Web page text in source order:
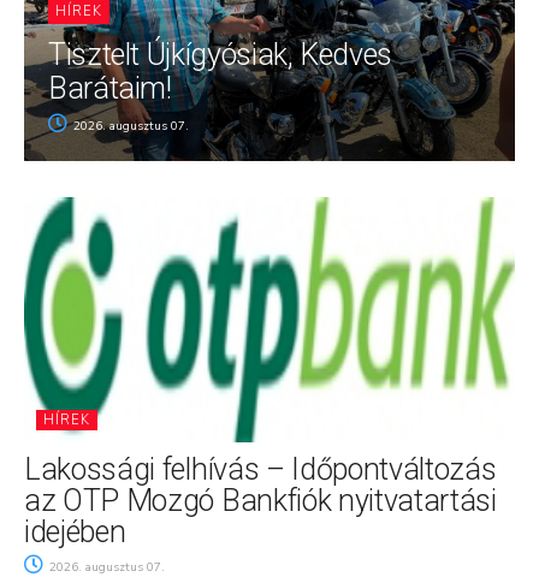
HÍREK
Tisztelt Újkígyósiak, Kedves
Barátaim!
2026. augusztus 07.
HÍREK
Lakossági felhívás – Időpontváltozás
az OTP Mozgó Bankfiók nyitvatartási
idejében
2026. augusztus 07.